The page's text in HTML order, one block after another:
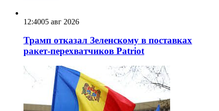
12:4005 авг 2026
Трамп отказал Зеленскому в поставках
ракет-перехватчиков Patriot